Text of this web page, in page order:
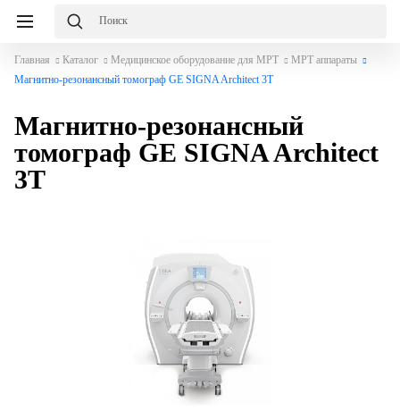
Главная Каталог Медицинское оборудование для МРТ
МРТ аппараты
Магнитно-резонансный томограф GE SIGNA Architect 3T
Магнитно-резонансный
томограф GE SIGNA Architect
3T